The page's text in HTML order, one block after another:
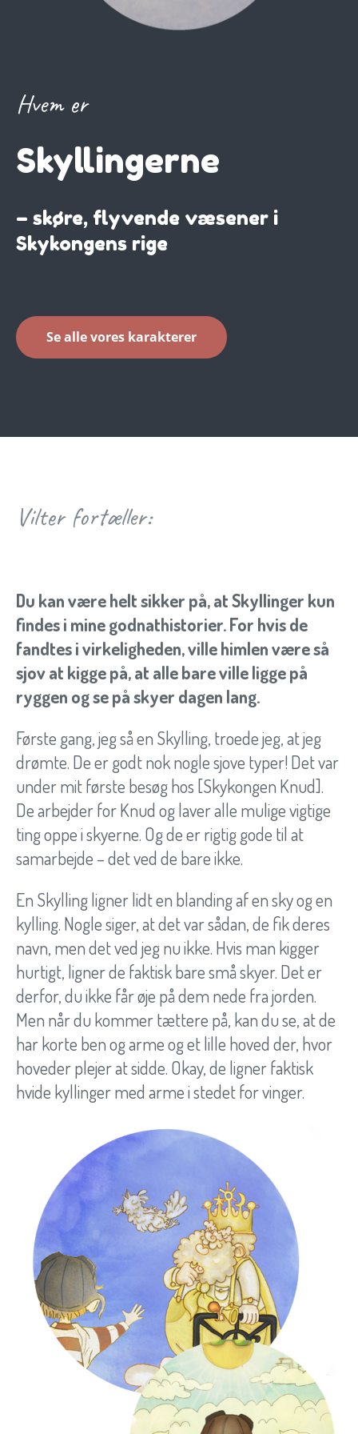
Hvem er
Skyllingerne
– skøre, flyvende væsener i
Skykongens rige
Se alle vores karakterer
Vilter fortæller:
Du kan være helt sikker på, at Skyllinger kun
findes i mine godnathistorier. For hvis de
fandtes i virkeligheden, ville himlen være så
sjov at kigge på, at alle bare ville ligge på
ryggen og se på skyer dagen lang.
Første gang, jeg så en Skylling, troede jeg, at jeg
drømte. De er godt nok nogle sjove typer! Det var
under mit første besøg hos [Skykongen Knud].
De arbejder for Knud og laver alle mulige vigtige
ting oppe i skyerne. Og de er rigtig gode til at
samarbejde – det ved de bare ikke.
En Skylling ligner lidt en blanding af en sky og en
kylling. Nogle siger, at det var sådan, de fik deres
navn, men det ved jeg nu ikke. Hvis man kigger
hurtigt, ligner de faktisk bare små skyer. Det er
derfor, du ikke får øje på dem nede fra jorden.
Men når du kommer tættere på, kan du se, at de
har korte ben og arme og et lille hoved der, hvor
hoveder plejer at sidde. Okay, de ligner faktisk
hvide kyllinger med arme i stedet for vinger.